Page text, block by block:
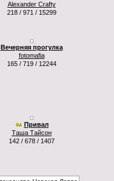
Alexander Crafty
218 / 971 / 15299
Вечерняя прогулка
fotomafia
165 / 719 / 12244
Привал
Таша Тайсон
142 / 678 / 1407